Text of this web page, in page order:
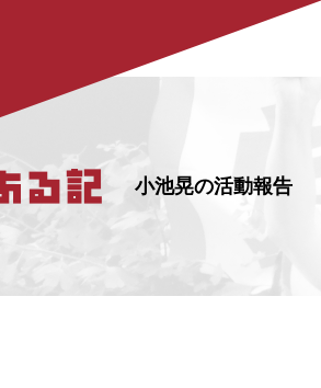
小池晃の活動報告